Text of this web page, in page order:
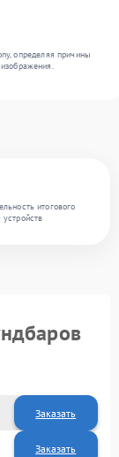
итогового
устройств
определяя причины
Заказать
Заказать